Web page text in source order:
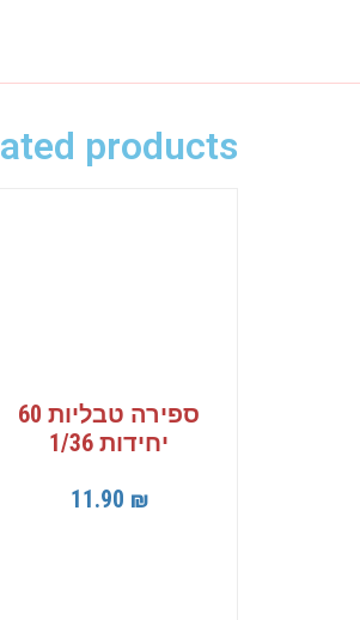
products
ספירה טבליות 60
יחידות 1/36
11.90 ₪